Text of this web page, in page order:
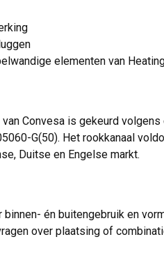
elementen van
Convesa is gekeurd
G(50). Het rookkanaal
Duitse en Engelse markt.
én buitengebruik en
over plaatsing of